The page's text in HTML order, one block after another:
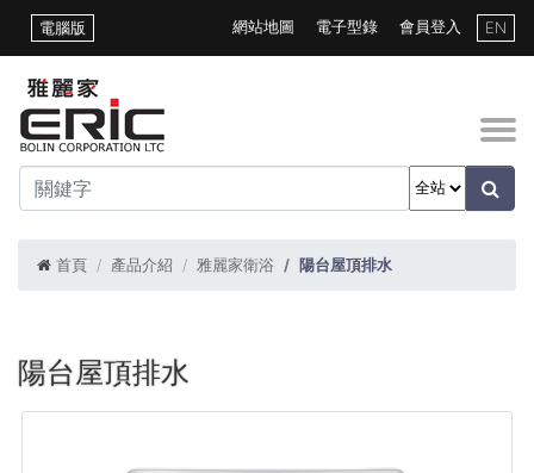
電腦版 網站地圖 電子型錄 會員登入 EN
首頁 產品介紹 雅麗家衛浴 陽台屋頂排水
陽台屋頂排水